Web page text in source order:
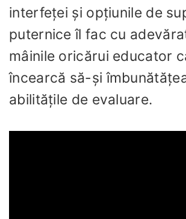
interfeței și opțiunile de
puternice îl fac cu
mâinile oricărui educator
încearcă să-și
abilitățile de evaluare.